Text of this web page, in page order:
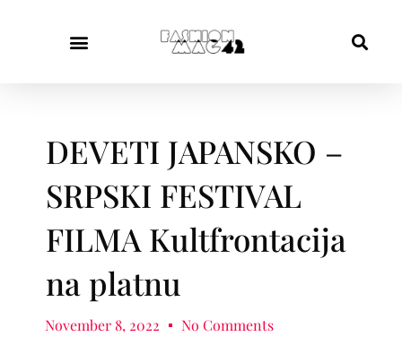
DEVETI JAPANSKO –
SRPSKI FESTIVAL
FILMA Kultfrontacija
na platnu
November 8, 2022 No Comments